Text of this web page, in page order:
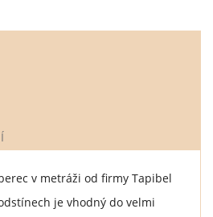
v metráži od firmy Tapibel
je vhodný do velmi